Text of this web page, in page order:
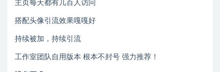
主页每天都有几百人访问
搭配头像引流效果嘎嘎好
持续被加，持续引流
工作室团队自用版本 根本不封号 强力推荐！